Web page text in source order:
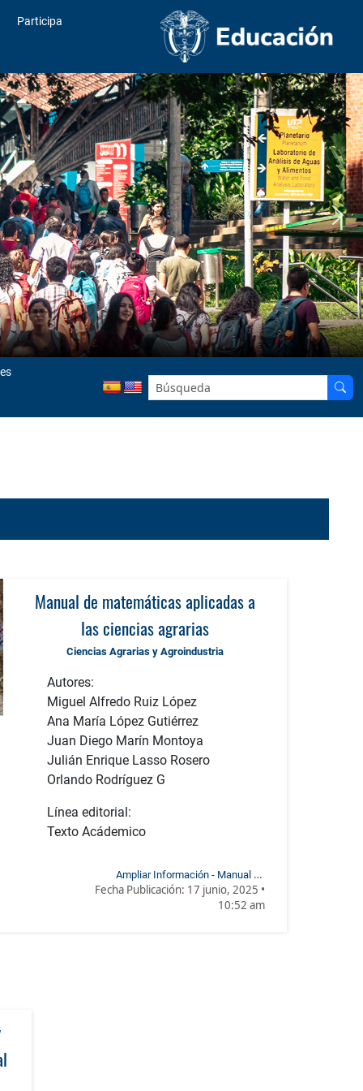
Participa
Manual de matemáticas aplicadas a
las ciencias agrarias
Ciencias Agrarias y Agroindustria
Autores:
Miguel Alfredo Ruiz López
Ana María López Gutiérrez
Juan Diego Marín Montoya
Julián Enrique Lasso Rosero
Orlando Rodríguez G
Línea editorial:
Texto Acádemico
Ampliar Información - Manual de
matemáticas aplicadas a las ciencias
agrarias
Fecha Publicación: 17 junio, 2025 •
10:52 am